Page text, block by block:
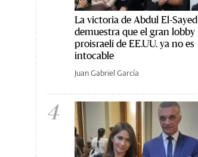
La victoria de Abdul El-Sayed
demuestra que el gran lobby
proisraelí de EE.UU. ya no es
intocable
Juan Gabriel García
4